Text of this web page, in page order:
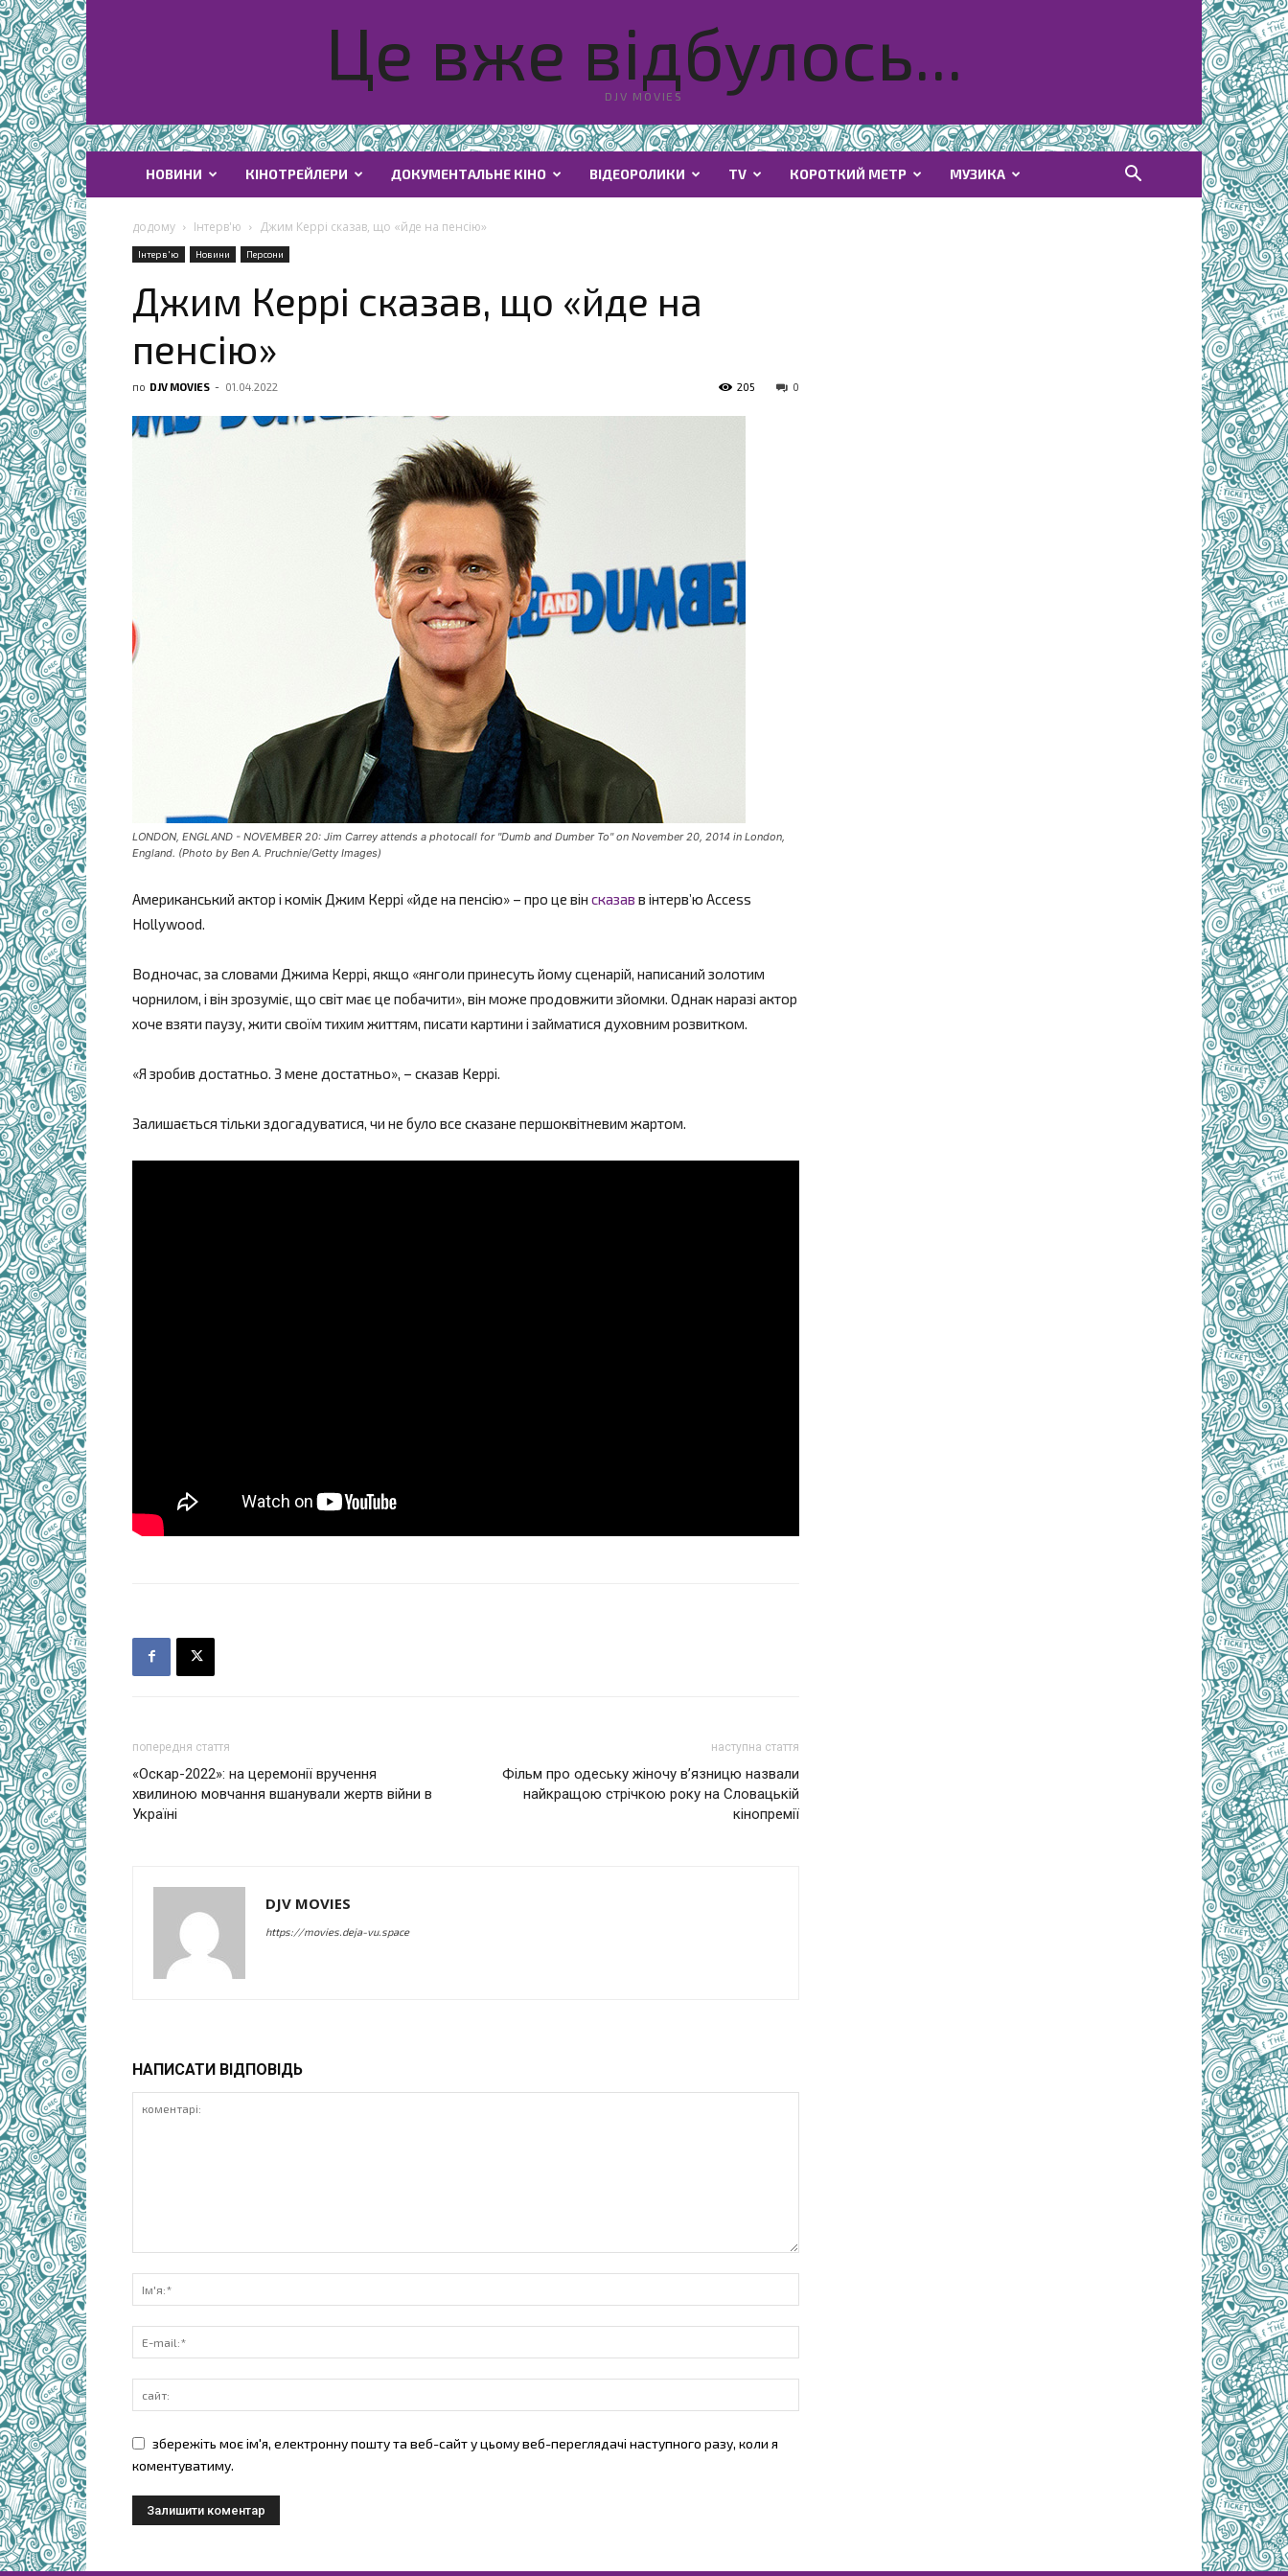
Це вже відбулось...
DJV MOVIES
НОВИНИ КІНОТРЕЙЛЕРИ ДОКУМЕНТАЛЬНЕ КІНО ВІДЕОРОЛИКИ TV КОРОТКИЙ МЕТР МУЗИКА
додому Інтерв'ю Джим Керрі сказав, що «йде на пенсію»
Інтерв'ю Новини Персони
Джим Керрі сказав, що «йде на
пенсію»
по DJV MOVIES - 01.04.2022 0
205
LONDON, ENGLAND - NOVEMBER 20: Jim Carrey attends a photocall for "Dumb and Dumber To" on November 20, 2014 in London,
England. (Photo by Ben A. Pruchnie/Getty Images)
Американський актор і комік Джим Керрі «йде на пенсію» – про це він сказав в інтервʼю Access
Hollywood.
Водночас, за словами Джима Керрі, якщо «янголи принесуть йому сценарій, написаний золотим
чорнилом, і він зрозуміє, що світ має це побачити», він може продовжити зйомки. Однак наразі актор
хоче взяти паузу, жити своїм тихим життям, писати картини і займатися духовним розвитком.
«Я зробив достатньо. З мене достатньо», – сказав Керрі.
Залишається тільки здогадуватися, чи не було все сказане першоквітневим жартом.
попередня стаття
«Оскар-2022»: на церемонії вручення
хвилиною мовчання вшанували жертв війни в
Україні
наступна стаття
Фільм про одеську жіночу в’язницю назвали
найкращою стрічкою року на Словацькій
кінопремії
DJV MOVIES
https://movies.deja-vu.space
НАПИСАТИ ВІДПОВІДЬ
збережіть моє ім'я, електронну пошту та веб-сайт у цьому веб-переглядачі наступного разу, коли я
коментуватиму.